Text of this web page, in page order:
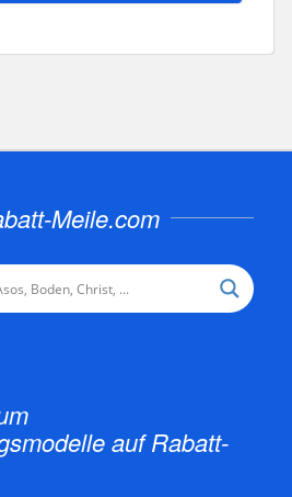
Meile.com
auf Rabatt-